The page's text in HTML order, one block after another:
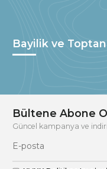
Bayilik ve Toptan
Bültene Abone
Güncel kampanya ve